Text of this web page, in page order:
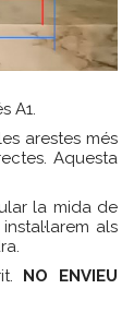
A1.
arestes més
Aquesta
la mida de
als
NO ENVIEU